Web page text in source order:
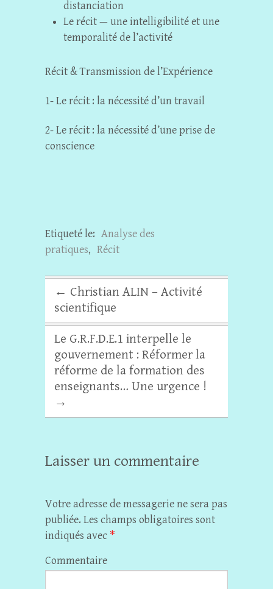
distanciation
Le récit — une intelligibilité et une
temporalité de l’activité
Récit & Transmission de l’Expérience
1- Le récit : la nécessité d’un travail
2- Le récit : la nécessité d’une prise de
conscience
Etiqueté le: Analyse des
pratiques, Récit
← Christian ALIN – Activité
scientifique
Le G.R.F.D.E.1 interpelle le
gouvernement : Réformer la
réforme de la formation des
enseignants… Une urgence !
→
Laisser un commentaire
Votre adresse de messagerie ne sera pas
publiée. Les champs obligatoires sont
indiqués avec *
Commentaire